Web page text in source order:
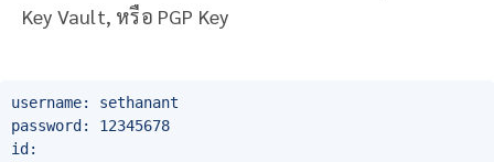
Key Vault, หรือ PGP Key
username: sethanant
password: 12345678
id: